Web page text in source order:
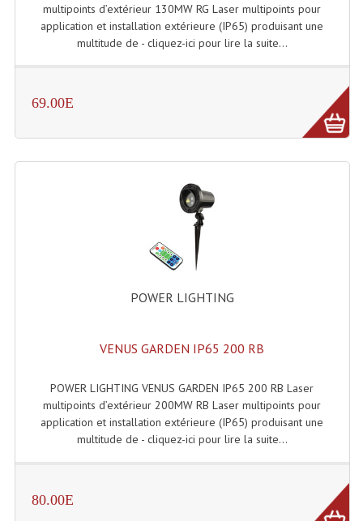
Amplificateurs
Egaliseur Egaliseurs
Enceintes Et Caissons Basses
Packs Sono
Enceintes Passives Sono
Retours De Scène
Caisson De Basse Amplifié
multipoints d’extérieur 130MW RG Laser multipoints pour
application et installation extérieure (IP65) produisant une
multitude de - cliquez-ici pour lire la suite...
69.00E
POWER LIGHTING
VENUS GARDEN IP65 200 RB
POWER LIGHTING VENUS GARDEN IP65 200 RB Laser
multipoints d’extérieur 200MW RB Laser multipoints pour
application et installation extérieure (IP65) produisant une
multitude de - cliquez-ici pour lire la suite...
80.00E